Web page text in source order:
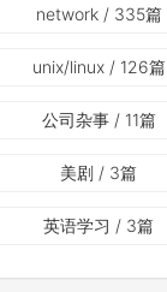
network/ 335篇
unix/linux/ 126篇
公司杂事/ 11篇
美剧 / 3篇
英语学习 / 3篇